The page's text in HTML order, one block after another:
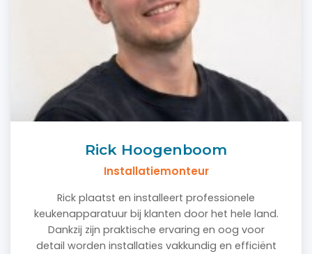
Rick Hoogenboom
Installatiemonteur
Rick plaatst en installeert professionele
keukenapparatuur bij klanten door het hele land.
Dankzij zijn praktische ervaring en oog voor
detail worden installaties vakkundig en efficiënt